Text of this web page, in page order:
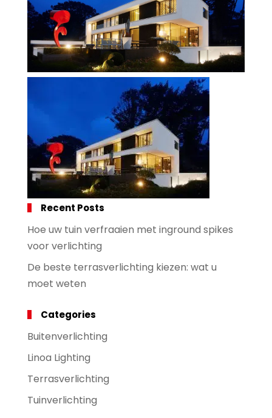
Recent Posts
Hoe uw tuin verfraaien met inground spikes
voor verlichting
De beste terrasverlichting kiezen: wat u
moet weten
Categories
Buitenverlichting
Linoa Lighting
Terrasverlichting
Tuinverlichting